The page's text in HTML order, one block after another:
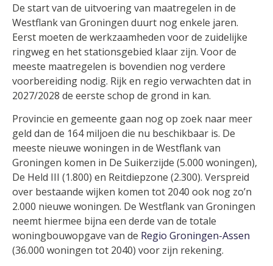
De start van de uitvoering van maatregelen in de
Westflank van Groningen duurt nog enkele jaren.
Eerst moeten de werkzaamheden voor de zuidelijke
ringweg en het stationsgebied klaar zijn. Voor de
meeste maatregelen is bovendien nog verdere
voorbereiding nodig. Rijk en regio verwachten dat in
2027/2028 de eerste schop de grond in kan.
Provincie en gemeente gaan nog op zoek naar meer
geld dan de 164 miljoen die nu beschikbaar is. De
meeste nieuwe woningen in de Westflank van
Groningen komen in De Suikerzijde (5.000 woningen),
De Held III (1.800) en Reitdiepzone (2.300). Verspreid
over bestaande wijken komen tot 2040 ook nog zo’n
2.000 nieuwe woningen. De Westflank van Groningen
neemt hiermee bijna een derde van de totale
woningbouwopgave van de Regio Groningen-Assen
(36.000 woningen tot 2040) voor zijn rekening.